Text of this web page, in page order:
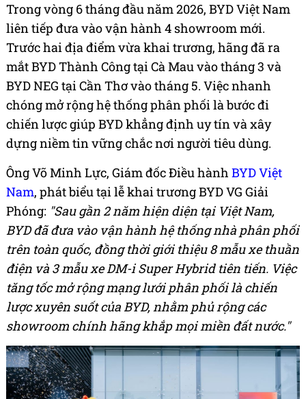
Trong vòng 6 tháng đầu năm 2026, BYD Việt Nam
liên tiếp đưa vào vận hành 4 showroom mới.
Trước hai địa điểm vừa khai trương, hãng đã ra
mắt BYD Thành Công tại Cà Mau vào tháng 3 và
BYD NEG tại Cần Thơ vào tháng 5. Việc nhanh
chóng mở rộng hệ thống phân phối là bước đi
chiến lược giúp BYD khẳng định uy tín và xây
dựng niềm tin vững chắc nơi người tiêu dùng.
Ông Võ Minh Lực, Giám đốc Điều hành BYD Việt
Nam, phát biểu tại lễ khai trương BYD VG Giải
Phóng: "Sau gần 2 năm hiện diện tại Việt Nam,
BYD đã đưa vào vận hành hệ thống nhà phân phối
trên toàn quốc, đồng thời giới thiệu 8 mẫu xe thuần
điện và 3 mẫu xe DM-i Super Hybrid tiên tiến. Việc
tăng tốc mở rộng mạng lưới phân phối là chiến
lược xuyên suốt của BYD, nhằm phủ rộng các
showroom chính hãng khắp mọi miền đất nước."